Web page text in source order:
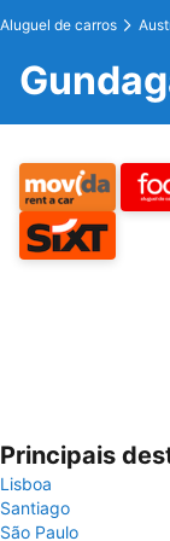
Aluguel de carros
Principais
Lisboa
Santiago
São Paulo